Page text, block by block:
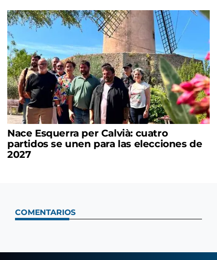
Nace Esquerra per Calvià: cuatro
partidos se unen para las elecciones de
2027
COMENTARIOS